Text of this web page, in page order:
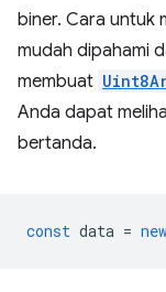
biner. Cara untuk
mudah dipahami
membuat
Anda dapat
bertanda.
const data = new